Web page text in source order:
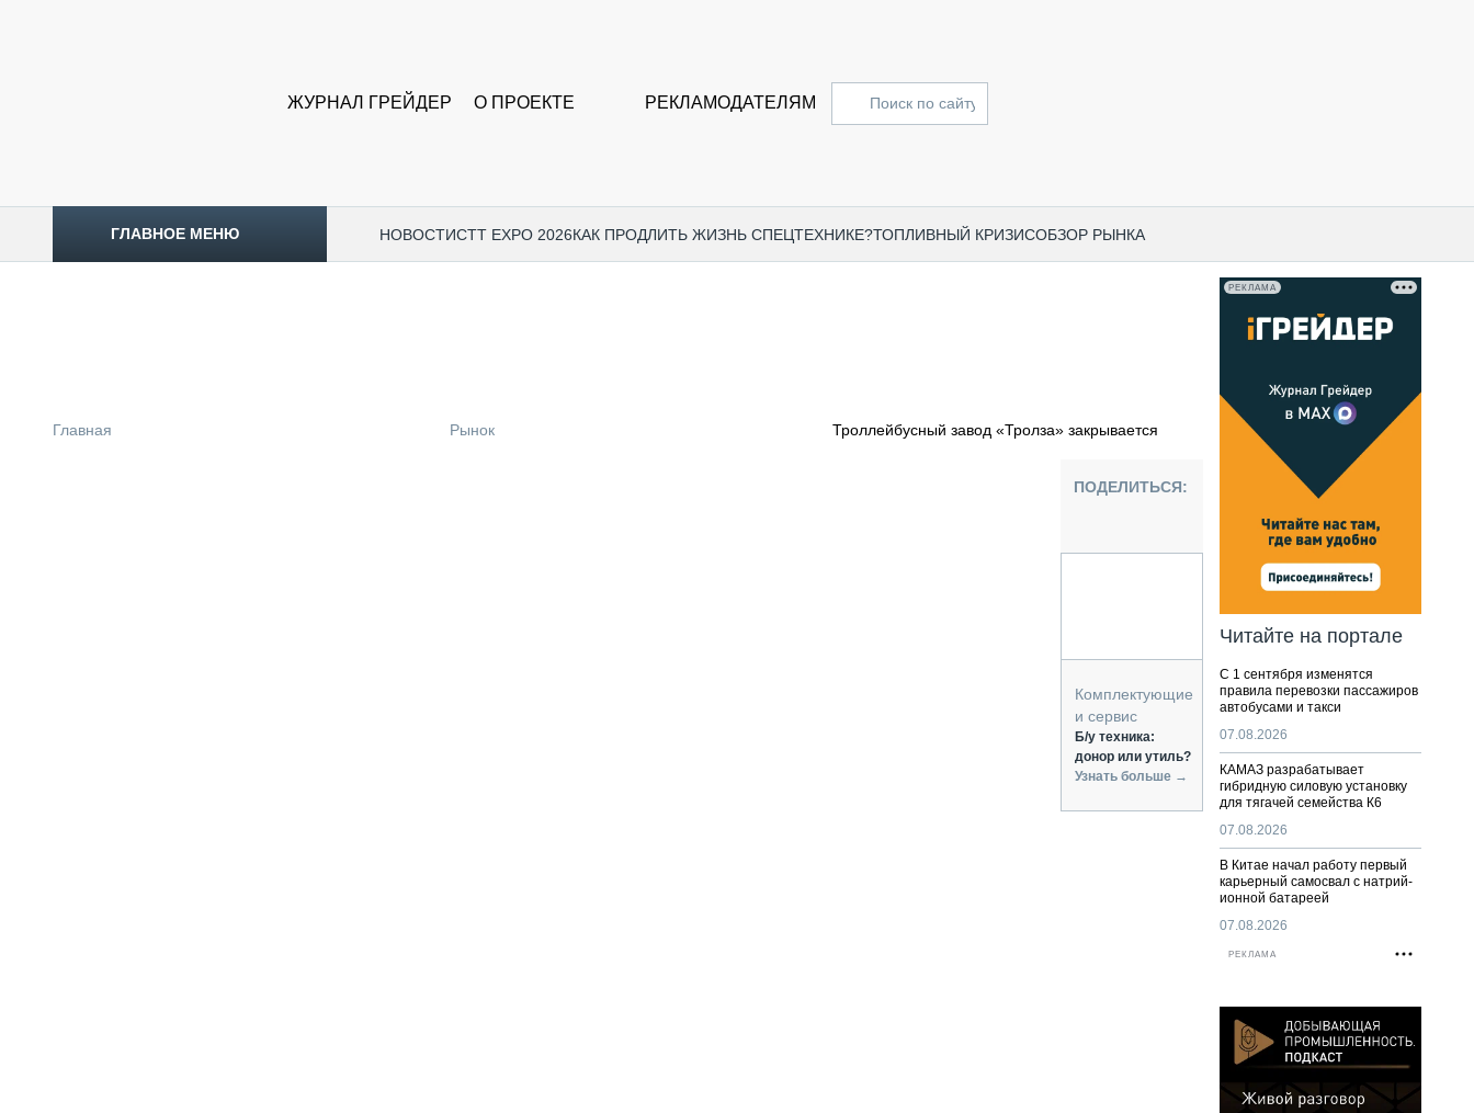
ЖУРНАЛ ГРЕЙДЕР О ПРОЕКТЕ РЕКЛАМОДАТЕЛЯМ
ГЛАВНОЕ МЕНЮ НОВОСТИCTT EXPO 2026КАК ПРОДЛИТЬ ЖИЗНЬ СПЕЦТЕХНИКЕ?ТОПЛИВНЫЙ КРИЗИСОБЗОР РЫНКА
ПОДЪЁМНАЯ ТЕХНИКА
КОММУНАЛЬНАЯ ТЕХНИКА
Главная Рынок Троллейбусный завод «Тролза» закрывается
ПОДЕЛИТЬСЯ:
Комплектующие
и сервис
Б/у техника:
донор или утиль?
Узнать больше →
РЕКЛАМА
Читайте на портале
С 1 сентября изменятся
правила перевозки пассажиров
автобусами и такси
07.08.2026
КАМАЗ разрабатывает
гибридную силовую установку
для тягачей семейства К6
07.08.2026
В Китае начал работу первый
карьерный самосвал с натрий-
ионной батареей
07.08.2026
РЕКЛАМА